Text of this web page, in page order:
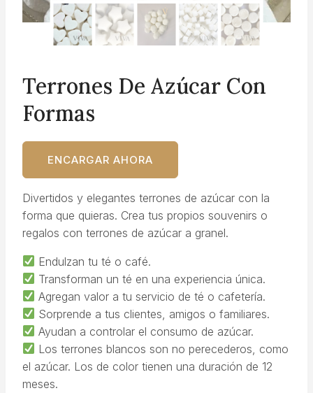
Terrones De Azúcar Con
Formas
ENCARGAR AHORA
Divertidos y elegantes terrones de azúcar con la
forma que quieras. Crea tus propios souvenirs o
regalos con terrones de azúcar a granel.
Endulzan tu té o café.
Transforman un té en una experiencia única.
Agregan valor a tu servicio de té o cafetería.
Sorprende a tus clientes, amigos o familiares.
Ayudan a controlar el consumo de azúcar.
Los terrones blancos son no perecederos, como
el azúcar. Los de color tienen una duración de 12
meses.